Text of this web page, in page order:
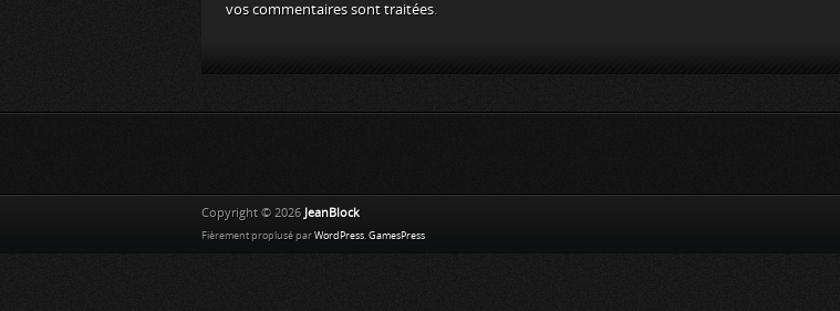
vos commentaires sont traitées.
Copyright © 2026 JeanBlock
Fièrement proplusé par WordPress. GamesPress